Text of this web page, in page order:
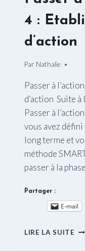
4 :
d’action
Par Nathalie
28/04/2016
Passer à
d’action Suite
Passer à
vous avez
long terme et
méthode
passer à la
Partager :
E-mail
LIRE LA SUITE